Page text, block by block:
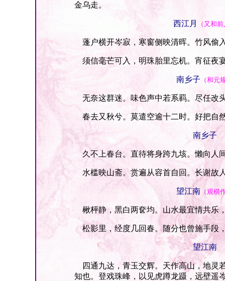
金乌走。
西江月 （又和
蓬户横开岑寂，寒窗侧映清晖。竹风偷
须信毫芒可入，明珠胎里忘机。宵征夜
南乡子 （和元
无奈这群迷。味色声中若系羁。尽任改
春去又秋兮。莫遣空逾十二时。好把自
南乡子
久不上春台。直待将身跨九垓。懒向人
水槛映山斋。赏遍从容首自回。长谢故
望江南 （观棋
楸枰静，黑白两奁均。山水最宜情共乐
松影里，经度几回春。随分也曾施手段
望江南
四通九达，青玉交辉。天作高山，地灵
知也。登戏珠峰，以见虎蹲龙蹑，远壁遥